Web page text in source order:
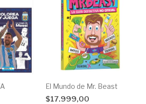
El Mundo de Mr. Beast
$17.999,00